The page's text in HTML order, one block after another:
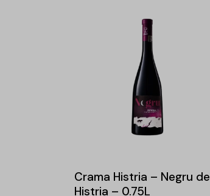
Crama Histria – Negru de
Histria – 0.75L